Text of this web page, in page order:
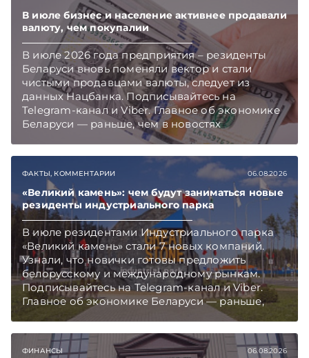
В июле бизнес и население активнее продавали
валюту, чем покупалии
В июле 2026 года предприятия – резиденты
Беларуси вновь поменяли вектор и стали
чистыми продавцами валюты, следует из
данных Нацбанка. Подписывайтесь на
Telegram‑канал и Viber. Главное об экономике
Беларуси — раньше, чем в новостях
ФАКТЫ, КОММЕНТАРИИ 06.08.2026
«Великий камень»: чем будут заниматься новые
резиденты индустриального парка
В июле резидентами Индустриального парка
«Великий камень» стали 7 новых компаний.
Узнали, что новички готовы предложить
белорусскому и международному рынкам.
Подписывайтесь на Telegram‑канал и Viber.
Главное об экономике Беларуси — раньше,
чем в новостях TelegramViber
ФИНАНСЫ 06.08.2026